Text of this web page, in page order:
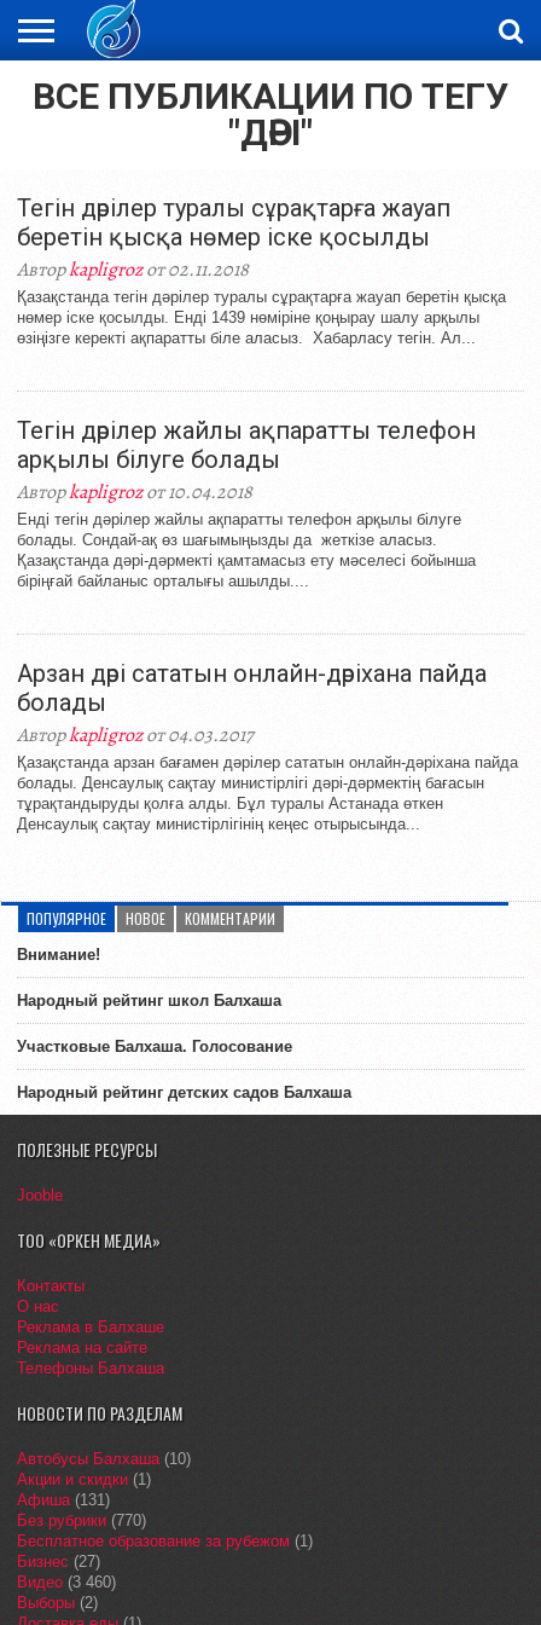
ЖАҢАЛЫҚТАР
НОВОСТИ
ВИДЕО
ФОТОРЕПОРТАЖИ
ОРКЕН
ВСЕ ПУБЛИКАЦИИ ПО ТЕГУ
"ДӘРІ"
Тегін дәрілер туралы сұрақтарға жауап
беретін қысқа нөмер іске қосылды
Авторkapligrozот 02.11.2018
Қазақстанда тегін дәрілер туралы сұрақтарға жауап беретін қысқа
нөмер іске қосылды. Енді 1439 нөміріне қоңырау шалу арқылы
өзіңізге керекті ақпаратты біле аласыз. Хабарласу тегін. Ал...
Тегін дәрілер жайлы ақпаратты телефон
арқылы білуге болады
Авторkapligrozот 10.04.2018
Енді тегін дәрілер жайлы ақпаратты телефон арқылы білуге
болады. Сондай-ақ өз шағымыңызды да жеткізе аласыз.
Қазақстанда дәрі-дәрмекті қамтамасыз ету мәселесі бойынша
біріңғай байланыс орталығы ашылды....
Арзан дәрі сататын онлайн-дәріхана пайда
болады
Авторkapligrozот 04.03.2017
Қазақстанда арзан бағамен дәрілер сататын онлайн-дәріхана пайда
болады. Денсаулық сақтау министірлігі дәрі-дәрмектің бағасын
тұрақтандыруды қолға алды. Бұл туралы Астанада өткен
Денсаулық сақтау министірлігінің кеңес отырысында...
ПОПУЛЯРНОЕ НОВОЕ КОММЕНТАРИИ
Внимание!
Народный рейтинг школ Балхаша
Участковые Балхаша. Голосование
Народный рейтинг детских садов Балхаша
ПОЛЕЗНЫЕ РЕСУРСЫ
Jooble
ТОО «ОРКЕН МЕДИА»
Контакты
О нас
Реклама в Балхаше
Реклама на сайте
Телефоны Балхаша
НОВОСТИ ПО РАЗДЕЛАМ
Автобусы Балхаша(10)
Акции и скидки (1)
Афиша(131)
Без рубрики (770)
Бесплатное образование за рубежом (1)
Бизнес (27)
Видео (3 460)
Выборы (2)